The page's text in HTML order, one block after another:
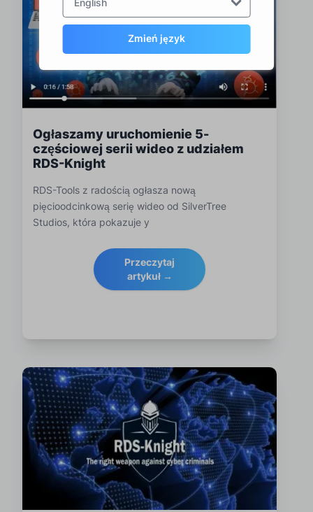
English
Zmień język
Ogłaszamy uruchomienie 5-
częściowej serii wideo z udziałem
RDS-Knight
RDS-Tools z radością ogłasza nową
pięcioodcinkową serię wideo od SilverTree
Studios, która pokazuje y
Przeczytaj
artykuł →